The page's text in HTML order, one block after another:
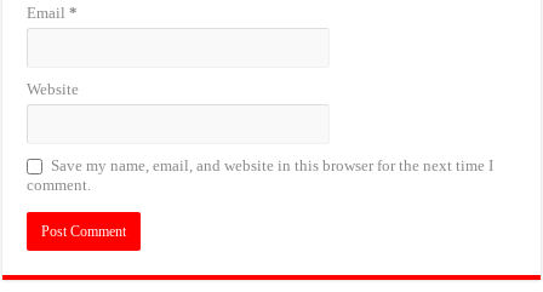
Email*
Website
Save my name, email, and website in this browser for the next time I
comment.